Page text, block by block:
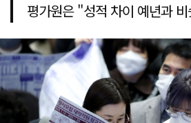
평가원은 "성적 차이 예년과